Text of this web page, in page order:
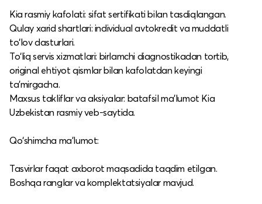
Kia rasmiy kafolati: sifat sertifikati bilan tasdiqlangan.​
Qulay xarid shartlari: individual avtokredit va muddatli
to‘lov dasturlari.​
To‘liq servis xizmatlari: birlamchi diagnostikadan tortib,
original ehtiyot qismlar bilan kafolatdan keyingi
ta’mirgacha.​
Maxsus takliflar va aksiyalar: batafsil ma’lumot Kia
Uzbekistan rasmiy veb-saytida.​
Qo‘shimcha ma’lumot:
Tasvirlar faqat axborot maqsadida taqdim etilgan.​
Boshqa ranglar va komplektatsiyalar mavjud.​